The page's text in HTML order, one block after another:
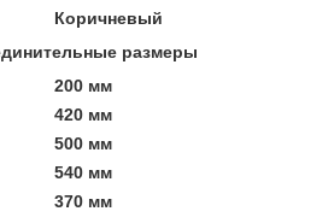
Коричневый
размеры
200 мм
420 мм
500 мм
540 мм
370 мм